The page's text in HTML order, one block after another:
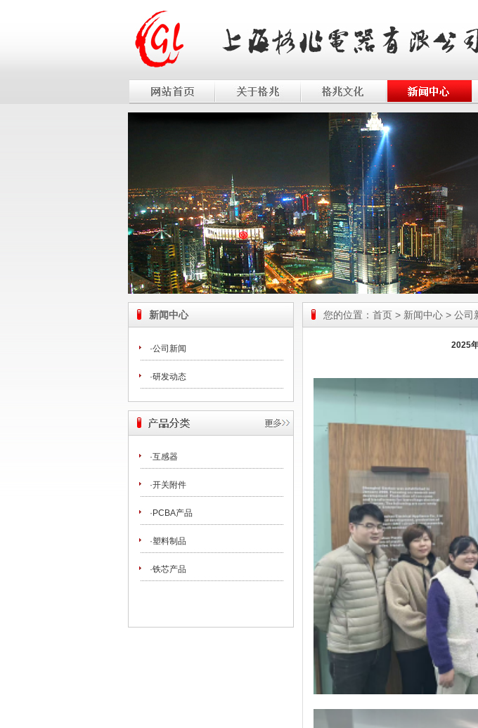
新闻中心
·公司新闻
·研发动态
·互感器
·开关附件
·PCBA产品
·塑料制品
·铁芯产品
您的位置： 首页 > 新闻中心 > 公司
2025